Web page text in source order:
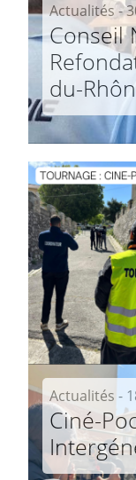
Actualités -
Conseil
du-
Actualités -
Ciné-